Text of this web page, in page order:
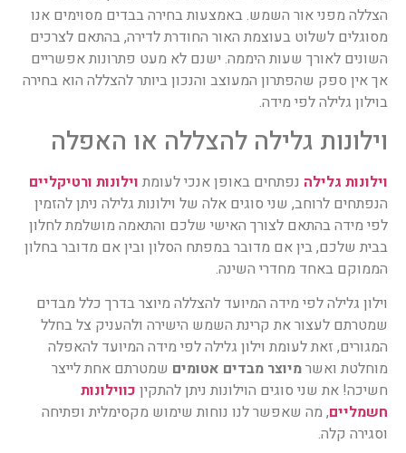
הצללה מפני אור השמש. באמצעות בחירה בבדים מסוימים אנו
מסוגלים לשלוט בעוצמת האור החודרת לדירה, בהתאם לצרכים
השונים לאורך שעות היממה. ישנם לא מעט פתרונות אפשריים
אך אין ספק שהפתרון המעוצב והנכון ביותר להצללה הוא בחירה
בוילון גלילה לפי מידה.
וילונות גלילה להצללה או האפלה
וילונות גלילה נפתחים באופן אנכי לעומת וילונות ורטיקליים
הנפתחים לרוחב, שני סוגים אלה של וילונות גלילה ניתן להזמין
לפי מידה בהתאם לצורך האישי שלכם והתאמה מושלמת לחלון
בבית שלכם, בין אם מדובר במפתח הסלון ובין אם מדובר בחלון
הממוקם באחד מחדרי השינה.
וילון גלילה לפי מידה המיועד להצללה מיוצר בדרך כלל מבדים
שמטרתם לעצור את קרינת השמש הישירה ולהעניק צל בחלל
המגורים, זאת לעומת וילון גלילה לפי מידה המיועד להאפלה
מוחלטת ואשרמיוצר מבדים אטומים שמטרתם אחת לייצר
חשיכה! את שני סוגים הוילונות ניתן להתקין כווילונות
חשמליים, מה שאפשר לנו נוחות שימוש מקסימלית ופתיחה
וסגירה קלה.